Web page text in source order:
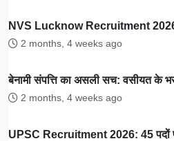
NVS Lucknow Recruitment
2 months, 4 weeks ago
बेनामी संपत्ति का असली सच: वसीयत के
2 months, 4 weeks ago
UPSC Recruitment 2026: 45 पदों